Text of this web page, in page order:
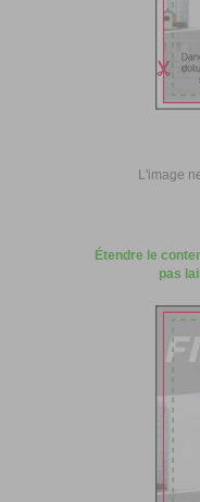
L'image
Étendre le
pas